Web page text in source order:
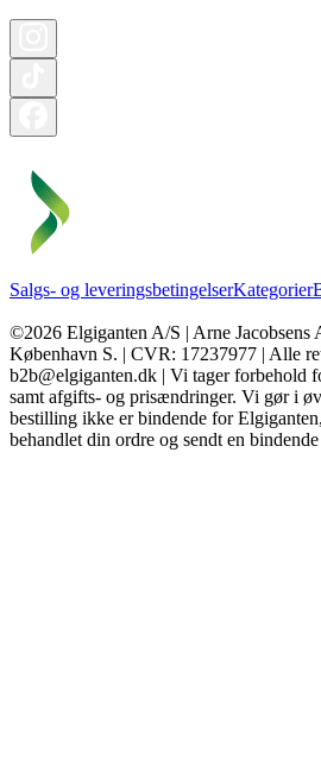
Salgs- og leveringsbetingelserKategorier
©2026 Elgiganten A/S | Arne Jacobsens
København S. | CVR: 17237977 | Alle
b2b@elgiganten.dk | Vi tager forbehold
samt afgifts- og prisændringer. Vi gør i
bestilling ikke er bindende for
behandlet din ordre og sendt en